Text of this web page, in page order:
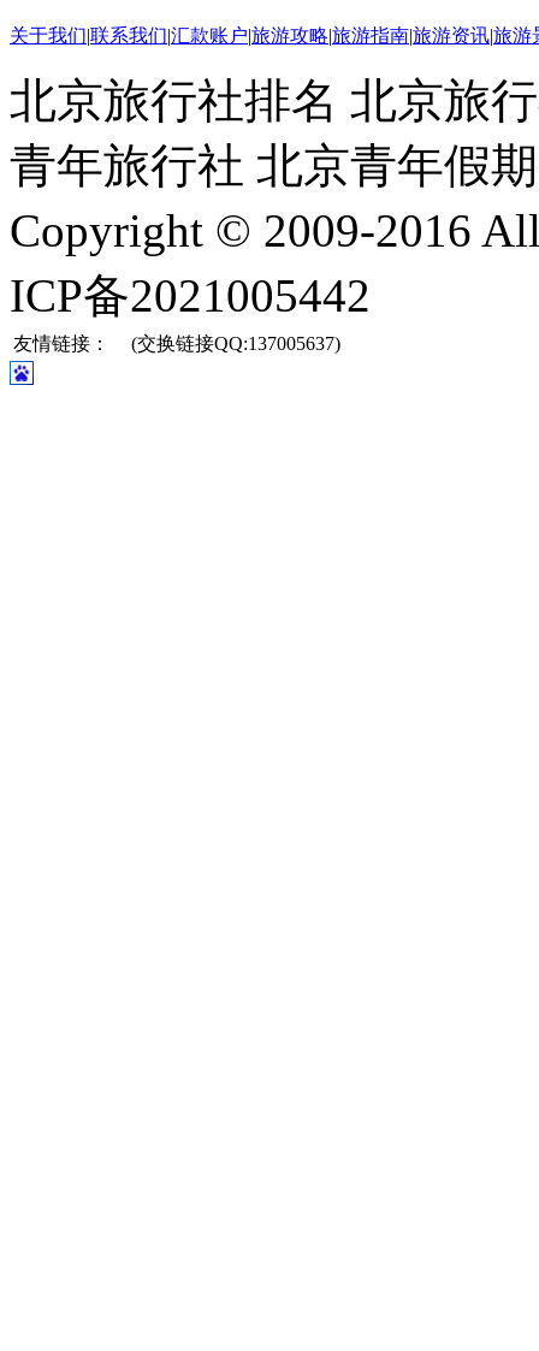
关于我们|联系我们|汇款账户|旅游攻略|旅游指南|旅游资讯|旅游
北京旅行社排名 北京旅
青年旅行社 北京青年假
Copyright © 2009-2016
ICP备2021005442
友情链接： (交换链接QQ:137005637)